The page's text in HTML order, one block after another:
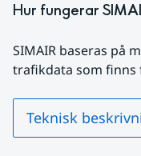
Hur fungerar
SIMAIR baseras på
trafikdata som finns
Teknisk